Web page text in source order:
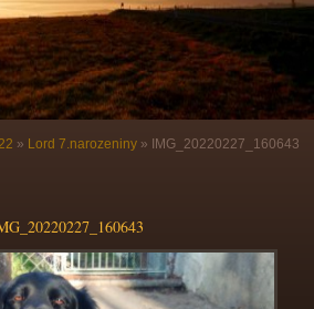
» Lord 7.narozeniny » IMG_20220227_160643